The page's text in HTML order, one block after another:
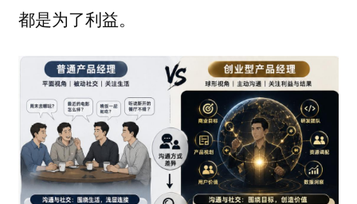
都是为了利益。